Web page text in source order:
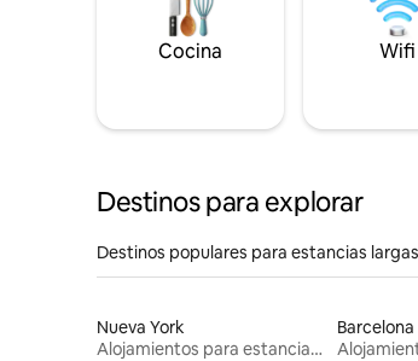
Cocina Wifi
Destinos para explorar
Destinos populares para estancias largas
Nueva York
Alojamientos para estancias largas
Barcelona